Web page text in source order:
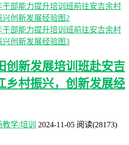
创新发展培训班赴安吉
乡村振兴，创新发展经
学/培训 2024-11-05 阅读(28173)